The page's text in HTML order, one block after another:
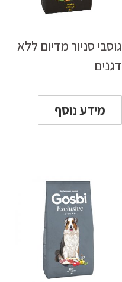
גוסבי סניור מדיום ללא
דגנים
מידע נוסף